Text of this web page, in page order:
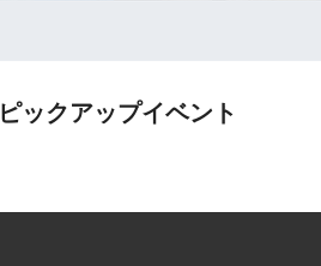
ピックアップイベント